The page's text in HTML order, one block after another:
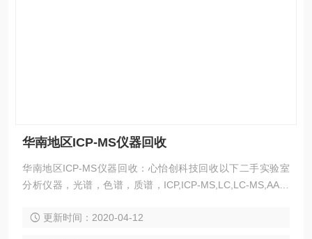
华南地区ICP-MS仪器回收
华南地区ICP-MS仪器回收：心怡创科技回收以下二手实验室
分析仪器，光谱，色谱，质谱，ICP,ICP-MS,LC,LC-MS,AA,G
更新时间：2020-04-12